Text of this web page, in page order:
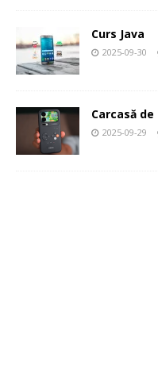
Curs Java
2025-09-30
Carcasă
2025-09-29